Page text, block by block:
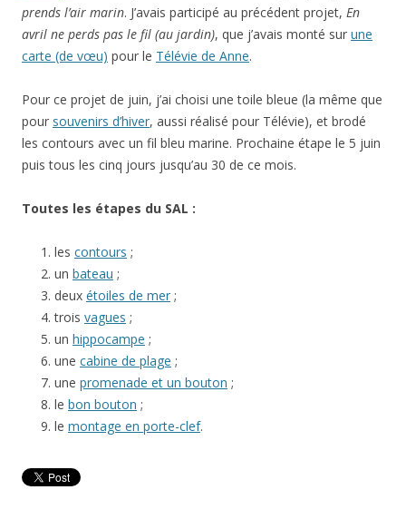
prends l’air marin. J’avais participé au précédent projet, En
avril ne perds pas le fil (au jardin), que j’avais monté sur une
carte (de vœu) pour le Télévie de Anne.
Pour ce projet de juin, j’ai choisi une toile bleue (la même que
pour souvenirs d’hiver, aussi réalisé pour Télévie), et brodé
les contours avec un fil bleu marine. Prochaine étape le 5 juin
puis tous les cinq jours jusqu’au 30 de ce mois.
Toutes les étapes du SAL :
les contours ;
un bateau ;
deux étoiles de mer ;
trois vagues ;
un hippocampe ;
une cabine de plage ;
une promenade et un bouton ;
le bon bouton ;
le montage en porte-clef.